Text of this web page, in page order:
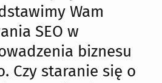
Wam
SEO w
biznesu
Czy staranie się o